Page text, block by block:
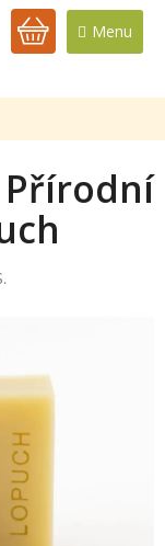
NÁKUPNÍ